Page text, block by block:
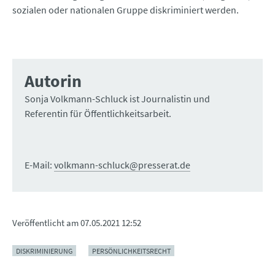
sozialen oder nationalen Gruppe diskriminiert werden.
Autorin
Sonja Volkmann-Schluck ist Journalistin und
Referentin für Öffentlichkeitsarbeit.
E-Mail: volkmann-schluck@presserat.de
Veröffentlicht am07.05.2021 12:52
DISKRIMINIERUNG PERSÖNLICHKEITSRECHT